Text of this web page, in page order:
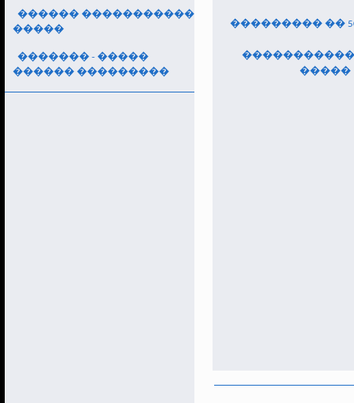
������ �����������
�����
������� - �����
������ ���������
��������� ��
�����������
�����